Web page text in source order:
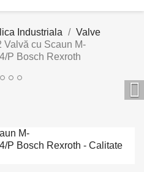
Industriala
Valve
Valvă cu Scaun M-
P Bosch Rexroth
